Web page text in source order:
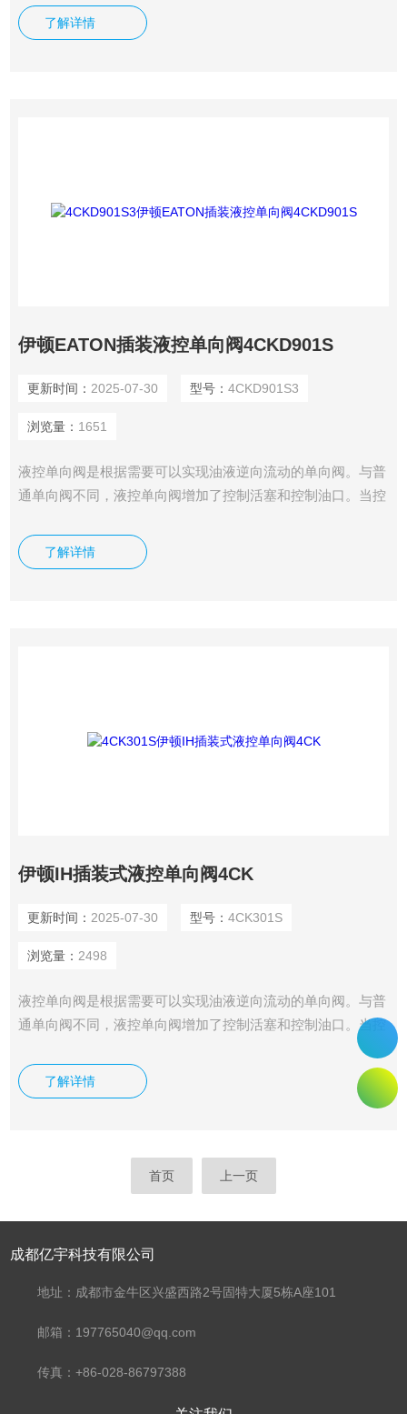
推杆推开单向阀芯，可实现油液倒流。我司供应有伊顿IH插装
液控单向阀4KD25N2WS3.
了解详情
伊顿EATON插装液控单向阀4CKD901S
更新时间： 2025-07-30 型号： 4CKD901S3
浏览量： 1651
液控单向阀是根据需要可以实现油液逆向流动的单向阀。与普
通单向阀不同，液控单向阀增加了控制活塞和控制油口。当控
推杆推开单向阀芯，可实现油液倒流。我司供应有伊顿
EATON插装液控单向阀4CKD901S.
了解详情
伊顿IH插装式液控单向阀4CK
更新时间： 2025-07-30 型号： 4CK301S
浏览量： 2498
液控单向阀是根据需要可以实现油液逆向流动的单向阀。与普
通单向阀不同，液控单向阀增加了控制活塞和控制油口。当控
制口无压力时，为普通单向阀的功能；当控制口通压力油时，
推杆推开单向阀芯，可实现油液倒流。我司供应有伊顿IH插装
式液控单向阀4CK.
了解详情
首页 上一页
成都亿宇科技有限公司
地址：成都市金牛区兴盛西路2号固特大厦5栋A座101
邮箱：197765040@qq.com
传真：+86-028-86797388